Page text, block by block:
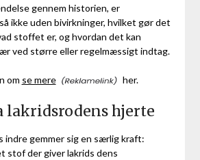
gennem historien, er
ikke uden bivirkninger, hvilket gør det
stoffet er, og hvordan det kan
ved større eller regelmæssigt indtag.
om se mere her.
lakridsrodens hjerte
indre gemmer sig en særlig kraft:
stof der giver lakrids dens